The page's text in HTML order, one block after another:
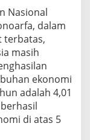
Nasional
dalam
terbatas,
masih
ekonomi
adalah 4,01
di atas 5